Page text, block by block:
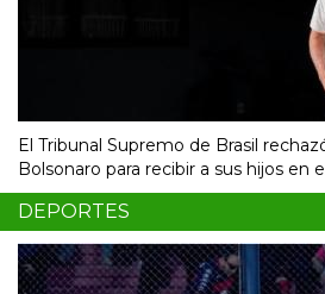
El Tribunal Supremo de Brasil
Bolsonaro para recibir a sus hijos en
DEPORTES